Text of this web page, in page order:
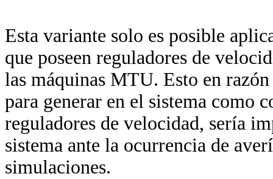
Esta variante solo es posible
que poseen reguladores de
las máquinas MTU. Esto en
para generar en el sistema como
reguladores de velocidad, sería
sistema ante la ocurrencia de
simulaciones.